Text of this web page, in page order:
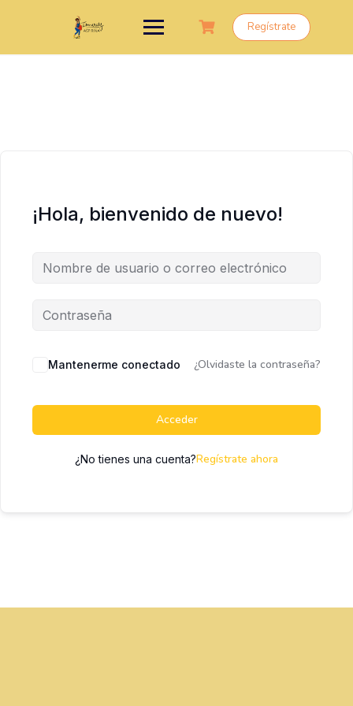
Regístrate
¡Hola, bienvenido de nuevo!
Mantenerme conectado ¿Olvidaste la contraseña?
Acceder
¿No tienes una cuenta?Regístrate ahora